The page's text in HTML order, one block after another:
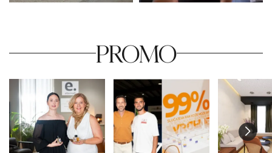
PROMO